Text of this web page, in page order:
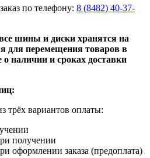
по телефону: 8 (8482) 40-37-
шины и диски хранятся на
для перемещения товаров в
наличии и сроках доставки
трёх вариантов оплаты:
получении
оформлении заказа (предоплата)